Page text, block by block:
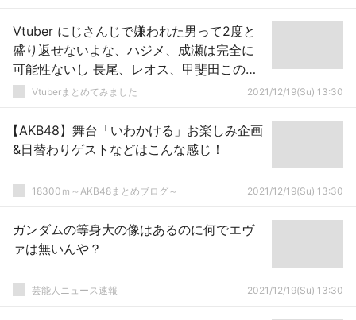
Vtuber にじさんじで嫌われた男って2度と
盛り返せないよな、ハジメ、成瀬は完全に
可能性ないし 長尾、レオス、甲斐田この辺
りもあと一回炎上したら終わりなイメージ
来ないよな…
Vtuberまとめてみました 2021/12/19(Su) 13:30
【AKB48】舞台「いわかける」お楽しみ企画
&日替わりゲストなどはこんな感じ！
18300ｍ～AKB48まとめブログ～ 2021/12/19(Su) 13:30
ガンダムの等身大の像はあるのに何でエヴ
ァは無いんや？
芸能人ニュース速報 2021/12/19(Su) 13:30